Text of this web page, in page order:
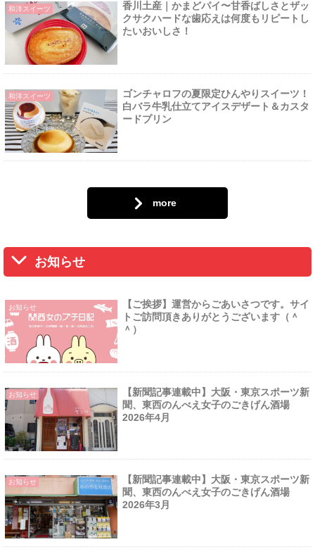
和洋スイーツ
香川土産｜かまどパイ〜甘香ばしさとザッ
クサクハードな歯応えは何度もリピートし
たいおいしさ！
和洋スイーツ
ゴンチャロフの夏限定ひんやりスイーツ！
白バラ牛乳仕立てアイスデザート＆カスタ
ードプリン
more
お知らせ
お知らせ
【ご挨拶】運営からごあいさつです。サイ
トご訪問頂きありがとうございます（＾
＾）
お知らせ
【新聞記事連載中】大阪・東京スポーツ新
聞、東西のんべえ女子のごきげん酒場
2026年4月
お知らせ
【新聞記事連載中】大阪・東京スポーツ新
聞、東西のんべえ女子のごきげん酒場
2026年3月